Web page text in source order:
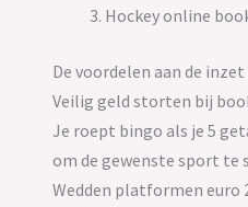
Hockey online
De voordelen aan de
Veilig geld storten bij
Je roept bingo als je 5
om de gewenste sport te
Wedden platformen euro